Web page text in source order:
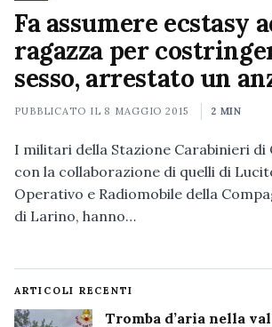
Fa assumere ecstasy
ragazza per
sesso, arrestato un
PUBBLICATO IL 8 MAGGIO 2015 2 MIN
I militari della Stazione Carabinieri di
con la collaborazione di quelli di
Operativo e Radiomobile della
di Larino, hanno…
ARTICOLI RECENTI
Tromba d’aria nella